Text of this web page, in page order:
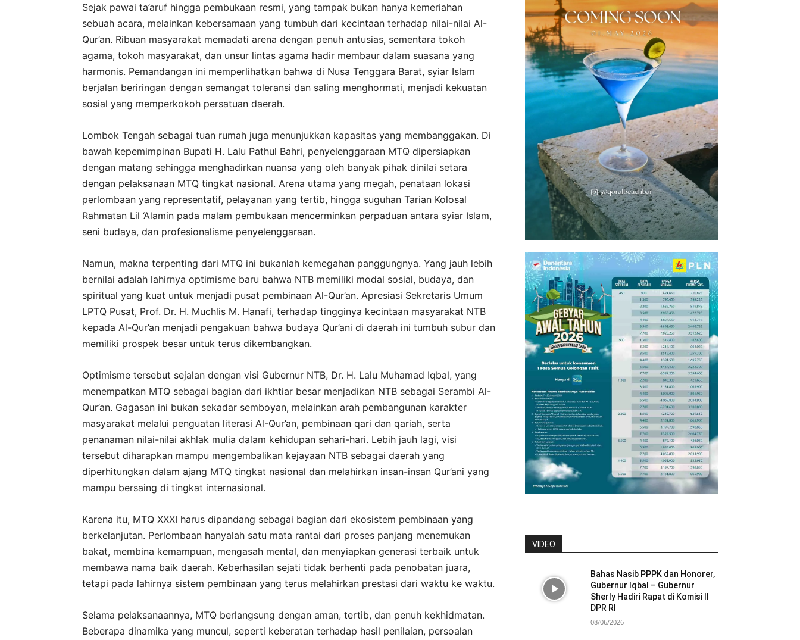
Sejak pawai ta’aruf hingga pembukaan resmi, yang tampak bukan hanya kemeriahan
sebuah acara, melainkan kebersamaan yang tumbuh dari kecintaan terhadap nilai-nilai Al-
Qur’an. Ribuan masyarakat memadati arena dengan penuh antusias, sementara tokoh
agama, tokoh masyarakat, dan unsur lintas agama hadir membaur dalam suasana yang
harmonis. Pemandangan ini memperlihatkan bahwa di Nusa Tenggara Barat, syiar Islam
berjalan beriringan dengan semangat toleransi dan saling menghormati, menjadi kekuatan
sosial yang memperkokoh persatuan daerah.
Lombok Tengah sebagai tuan rumah juga menunjukkan kapasitas yang membanggakan. Di
bawah kepemimpinan Bupati H. Lalu Pathul Bahri, penyelenggaraan MTQ dipersiapkan
dengan matang sehingga menghadirkan nuansa yang oleh banyak pihak dinilai setara
dengan pelaksanaan MTQ tingkat nasional. Arena utama yang megah, penataan lokasi
perlombaan yang representatif, pelayanan yang tertib, hingga suguhan Tarian Kolosal
Rahmatan Lil ‘Alamin pada malam pembukaan mencerminkan perpaduan antara syiar Islam,
seni budaya, dan profesionalisme penyelenggaraan.
Namun, makna terpenting dari MTQ ini bukanlah kemegahan panggungnya. Yang jauh lebih
bernilai adalah lahirnya optimisme baru bahwa NTB memiliki modal sosial, budaya, dan
spiritual yang kuat untuk menjadi pusat pembinaan Al-Qur’an. Apresiasi Sekretaris Umum
LPTQ Pusat, Prof. Dr. H. Muchlis M. Hanafi, terhadap tingginya kecintaan masyarakat NTB
kepada Al-Qur’an menjadi pengakuan bahwa budaya Qur’ani di daerah ini tumbuh subur dan
memiliki prospek besar untuk terus dikembangkan.
Optimisme tersebut sejalan dengan visi Gubernur NTB, Dr. H. Lalu Muhamad Iqbal, yang
menempatkan MTQ sebagai bagian dari ikhtiar besar menjadikan NTB sebagai Serambi Al-
Qur’an. Gagasan ini bukan sekadar semboyan, melainkan arah pembangunan karakter
masyarakat melalui penguatan literasi Al-Qur’an, pembinaan qari dan qariah, serta
penanaman nilai-nilai akhlak mulia dalam kehidupan sehari-hari. Lebih jauh lagi, visi
tersebut diharapkan mampu mengembalikan kejayaan NTB sebagai daerah yang
diperhitungkan dalam ajang MTQ tingkat nasional dan melahirkan insan-insan Qur’ani yang
mampu bersaing di tingkat internasional.
Karena itu, MTQ XXXI harus dipandang sebagai bagian dari ekosistem pembinaan yang
berkelanjutan. Perlombaan hanyalah satu mata rantai dari proses panjang menemukan
bakat, membina kemampuan, mengasah mental, dan menyiapkan generasi terbaik untuk
membawa nama baik daerah. Keberhasilan sejati tidak berhenti pada penobatan juara,
tetapi pada lahirnya sistem pembinaan yang terus melahirkan prestasi dari waktu ke waktu.
Selama pelaksanaannya, MTQ berlangsung dengan aman, tertib, dan penuh kekhidmatan.
Beberapa dinamika yang muncul, seperti keberatan terhadap hasil penilaian, persoalan
VIDEO
Bahas Nasib PPPK dan Honorer,
Gubernur Iqbal – Gubernur
Sherly Hadiri Rapat di Komisi II
DPR RI
08/06/2026